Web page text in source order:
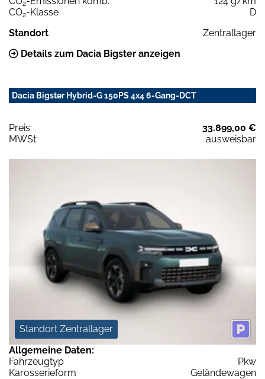
2
CO2-Klasse
D
Standort
Zentrallager
Details zum Dacia Bigster anzeigen
Dacia Bigster Hybrid-G 150PS 4x4 6-Gang-DCT
Preis:
33.899,00 €
MWSt:
ausweisbar
Standort Zentrallager
Allgemeine Daten:
Fahrzeugtyp
Pkw
Karosserieform
Geländewagen